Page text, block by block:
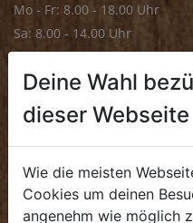
Mo - Fr: 8.00 - 18.00 Uhr
Sa: 8.00 - 14.00 Uhr
Mo - Fr: 8.00 - 16.00 Uhr
. +43 7272 4859 70
Deine Wahl
dieser Webseite
Wie die meisten
Cookies um deinen
angenehm wie möglich